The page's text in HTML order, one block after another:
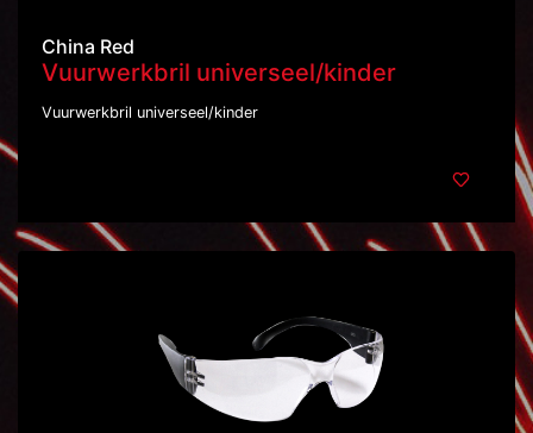
China Red
Vuurwerkbril universeel/kinder
Vuurwerkbril universeel/kinder